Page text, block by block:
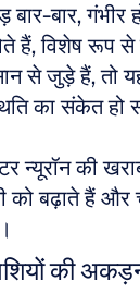
बार-बार, गंभीर
हैं, विशेष रूप से
से जुड़े हैं, तो
का संकेत हो
न्यूरॉन की
को बढ़ाते हैं
की